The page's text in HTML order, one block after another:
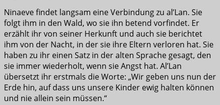
Ninaeve findet langsam eine Verbindung zu al’Lan. Sie
folgt ihm in den Wald, wo sie ihn betend vorfindet. Er
erzählt ihr von seiner Herkunft und auch sie berichtet
ihm von der Nacht, in der sie ihre Eltern verloren hat. Sie
haben zu ihr einen Satz in der alten Sprache gesagt, den
sie immer wiederholt, wenn sie Angst hat. Al’Lan
übersetzt ihr erstmals die Worte: „Wir geben uns nun der
Erde hin, auf dass uns unsere Kinder ewig halten können
und nie allein sein müssen.“